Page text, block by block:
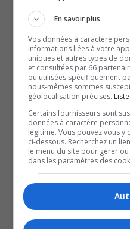
Hockey | De nouvelles
d’entraînement
VOS NOUVELLES
En savoir plus
Vos données à caractère
informations liées à votre
uniques et autres types de
et consultées par 66
ou utilisées spécifiquement
nous-mêmes sommes
géolocalisation précises.
Certains fournisseurs sont
données à caractère
légitime. Vous pouvez vous
ci-dessous. Recherchez un
le menu du site pour gérer
dans les paramètres des